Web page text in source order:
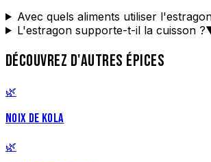
Avec quels aliments utiliser
L'estragon supporte-t-il la cuisson ?
DÉCOUVREZ D'AUTRES ÉPICES
🌿
NOIX DE KOLA
🌿